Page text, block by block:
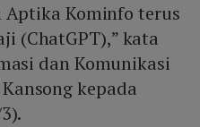
Aptika Kominfo terus
(ChatGPT),” kata
dan Komunikasi
kepada